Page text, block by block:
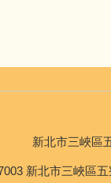
新北市三峽區
新北市三峽區